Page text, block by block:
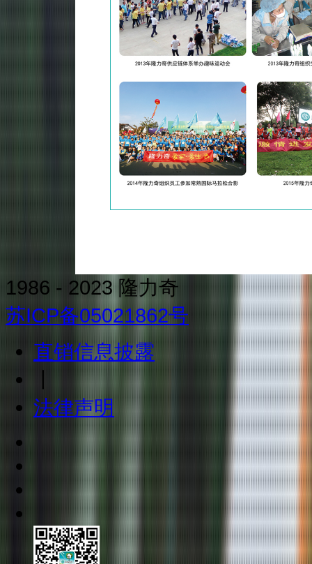
1986 - 2023 隆力奇
苏ICP备05021862号
直销信息披露
法律声明